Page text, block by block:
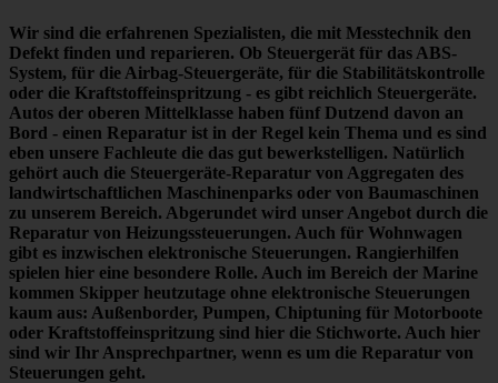
Wir sind die erfahrenen Spezialisten, die mit Messtechnik den
Defekt finden und reparieren. Ob Steuergerät für das ABS-
System, für die Airbag-Steuergeräte, für die Stabilitätskontrolle
oder die Kraftstoffeinspritzung - es gibt reichlich Steuergeräte.
Autos der oberen Mittelklasse haben fünf Dutzend davon an
Bord - einen Reparatur ist in der Regel kein Thema und es sind
eben unsere Fachleute die das gut bewerkstelligen. Natürlich
gehört auch die Steuergeräte-Reparatur von Aggregaten des
landwirtschaftlichen Maschinenparks oder von Baumaschinen
zu unserem Bereich. Abgerundet wird unser Angebot durch die
Reparatur von Heizungssteuerungen. Auch für Wohnwagen
gibt es inzwischen elektronische Steuerungen. Rangierhilfen
spielen hier eine besondere Rolle. Auch im Bereich der Marine
kommen Skipper heutzutage ohne elektronische Steuerungen
kaum aus: Außenborder, Pumpen, Chiptuning für Motorboote
oder Kraftstoffeinspritzung sind hier die Stichworte. Auch hier
sind wir Ihr Ansprechpartner, wenn es um die Reparatur von
Steuerungen geht.